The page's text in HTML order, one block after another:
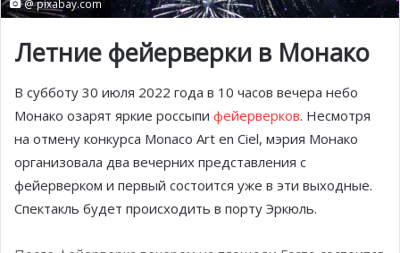
@ pixabay.com
Летние фейерверки в Монако
В субботу 30 июля 2022 года в 10 часов вечера небо
Монако озарят яркие россыпи фейерверков. Несмотря
на отмену конкурса Monaco Art en Ciel, мэрия Монако
организовала два вечерних представления с
фейерверком и первый состоится уже в эти выходные.
Спектакль будет происходить в порту Эркюль.